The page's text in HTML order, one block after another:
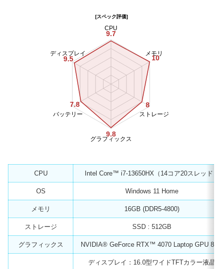
[スペック評価]
9.5
9.7
10
8
9.8
7.8
ディスプレイ
CPU
メモリ
ストレージ
グラフィックス
バッテリー
CPU Intel Core™ i7-13650HX（14コア20スレッド）
OS Windows 11 Home
メモリ 16GB (DDR5-4800)
ストレージ SSD : 512GB
グラフィックス NVIDIA® GeForce RTX™ 4070 Laptop GPU
ディスプレイ：16.0型ワイドTFTカラー液晶